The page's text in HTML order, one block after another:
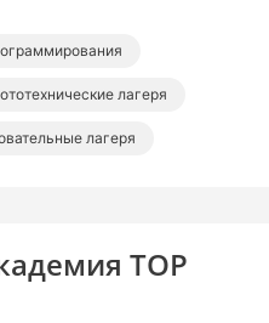
ТОР
лагеря
лагеря
области
области